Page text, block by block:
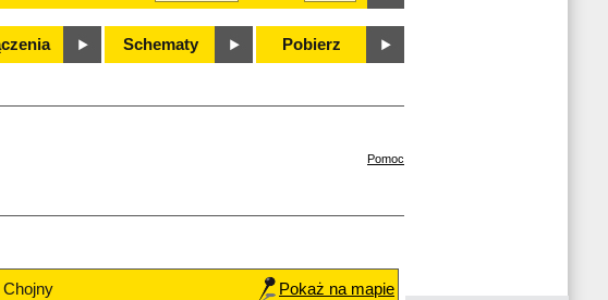
Schematy Pobierz
Pomoc
Chojny
Pokaż na mapie